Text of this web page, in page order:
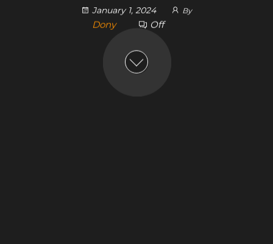
January 1, 2024 By
Dony Off